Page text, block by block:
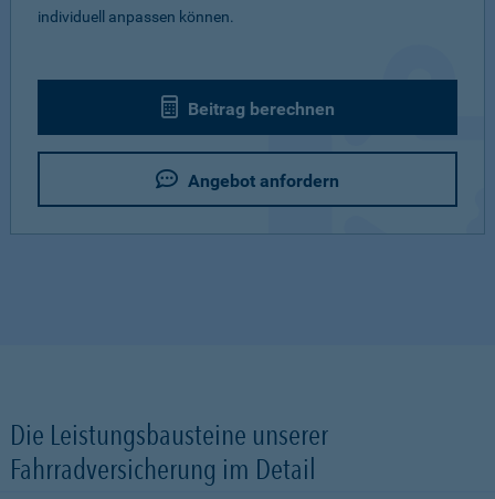
individuell anpassen können.
Beitrag berechnen
Angebot anfordern
Die Leistungsbausteine unserer
Fahrradversicherung im Detail